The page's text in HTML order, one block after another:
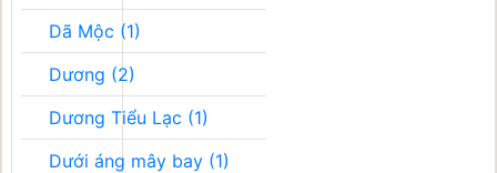
Dã Mộc (1)
Dương (2)
Dương Tiểu Lạc (1)
Dưới áng mây bay (1)